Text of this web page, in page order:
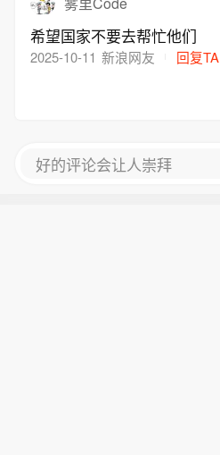
希望国家不要去帮忙他们
2025-10-11 新浪网友 回复TA
好的评论会让人崇拜